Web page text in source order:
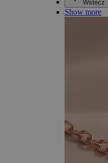
Wstecz
Show more